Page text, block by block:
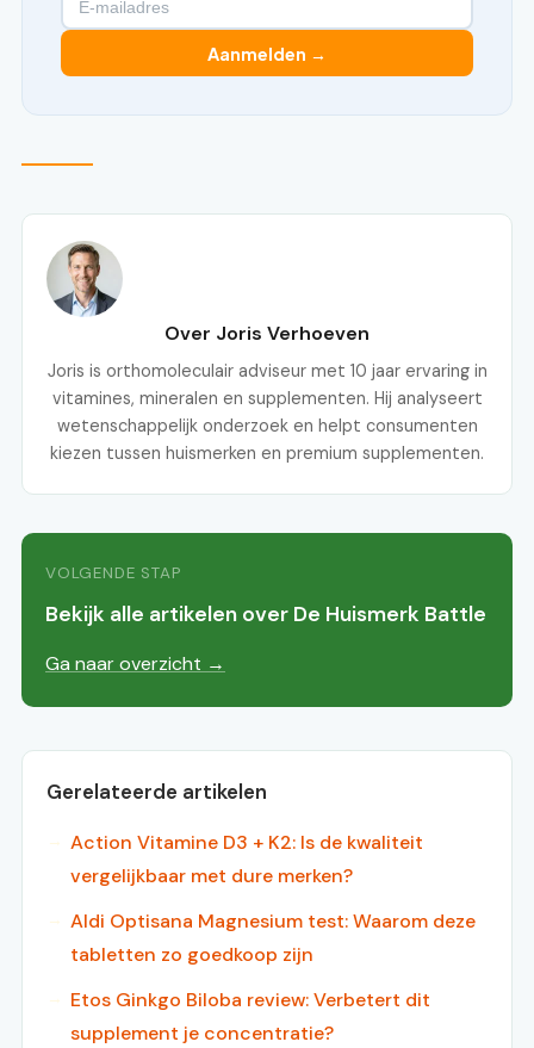
Aanmelden →
Over Joris Verhoeven
Joris is orthomoleculair adviseur met 10 jaar ervaring in
vitamines, mineralen en supplementen. Hij analyseert
wetenschappelijk onderzoek en helpt consumenten
kiezen tussen huismerken en premium supplementen.
VOLGENDE STAP
Bekijk alle artikelen over De Huismerk Battle
Ga naar overzicht →
Gerelateerde artikelen
Action Vitamine D3 + K2: Is de kwaliteit
vergelijkbaar met dure merken?
Aldi Optisana Magnesium test: Waarom deze
tabletten zo goedkoop zijn
Etos Ginkgo Biloba review: Verbetert dit
supplement je concentratie?